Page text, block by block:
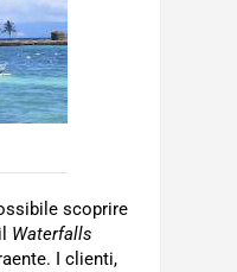
scoprire
Waterfalls
I clienti,